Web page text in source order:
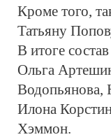
Кроме того,
Татьяну
В итоге
Ольга
Водопьянова,
Илона
Хэммон.